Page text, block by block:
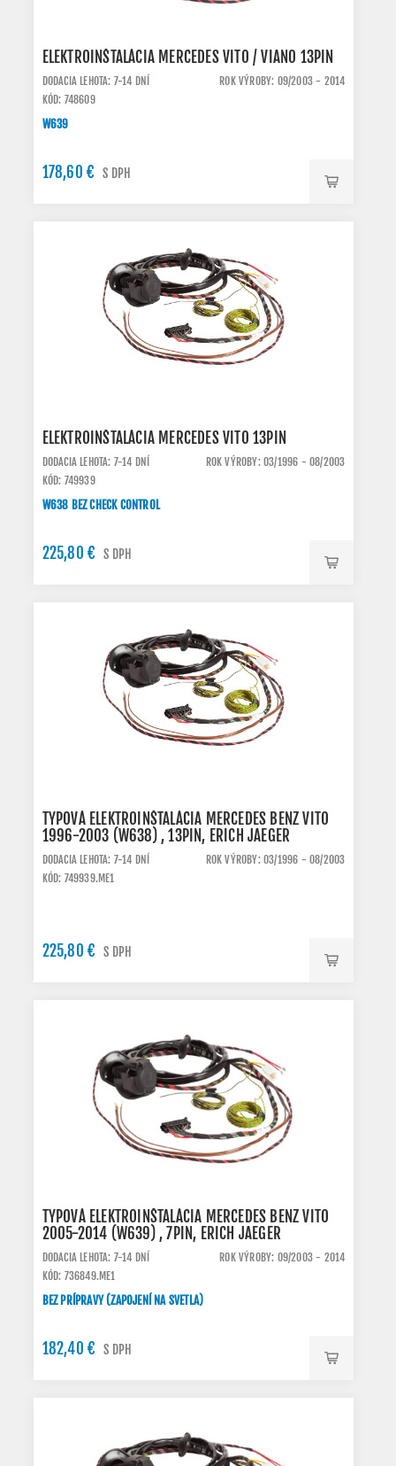
ELEKTROINŠTALÁCIA MERCEDES VITO / VIANO 13PIN
DODACIA LEHOTA: 7-14 DNÍ
ROK VÝROBY: 09/2003 - 2014
KÓD: 748609
W639
178,60 € S DPH
ELEKTROINŠTALÁCIA MERCEDES VITO 13PIN
DODACIA LEHOTA: 7-14 DNÍ
ROK VÝROBY: 03/1996 - 08/2003
KÓD: 749939
W638 BEZ CHECK CONTROL
225,80 € S DPH
TYPOVÁ ELEKTROINŠTALÁCIA MERCEDES BENZ VITO
1996-2003 (W638) , 13PIN, ERICH JAEGER
DODACIA LEHOTA: 7-14 DNÍ
ROK VÝROBY: 03/1996 - 08/2003
KÓD: 749939.ME1
225,80 € S DPH
TYPOVÁ ELEKTROINŠTALÁCIA MERCEDES BENZ VITO
2005-2014 (W639) , 7PIN, ERICH JAEGER
DODACIA LEHOTA: 7-14 DNÍ
ROK VÝROBY: 09/2003 - 2014
KÓD: 736849.ME1
BEZ PRÍPRAVY (ZAPOJENÍ NA SVETLA)
182,40 € S DPH